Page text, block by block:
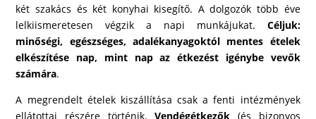
két szakács és két konyhai kisegítő. A dolgozók több éve
lelkiismeretesen végzik a napi munkájukat. Céljuk:
minőségi, egészséges, adalékanyagoktól mentes ételek
elkészítése nap, mint nap az étkezést igénybe vevők
számára.
A megrendelt ételek kiszállítása csak a fenti intézmények
ellátottai részére történik.Vendégétkezők (és bizonyos